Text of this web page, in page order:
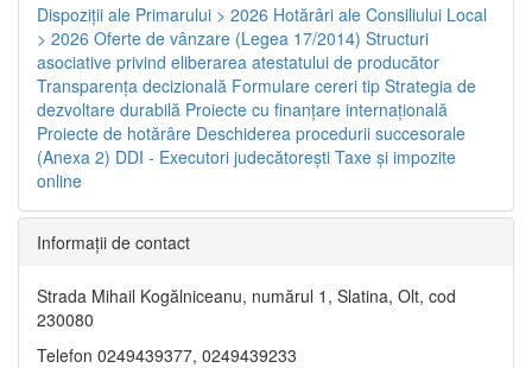
Dispoziţii ale Primarului > 2026 Hotărâri ale Consiliului Local
> 2026 Oferte de vânzare (Legea 17/2014) Structuri
asociative privind eliberarea atestatului de producător
Transparenţa decizională Formulare cereri tip Strategia de
dezvoltare durabilă Proiecte cu finanţare internaţională
Proiecte de hotărâre Deschiderea procedurii succesorale
(Anexa 2) DDI - Executori judecătorești Taxe şi impozite
online
Informaţii de contact
Strada Mihail Kogălniceanu, numărul 1, Slatina, Olt, cod
230080
Telefon 0249439377, 0249439233